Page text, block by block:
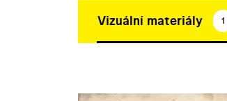
Vizuální materiály 1